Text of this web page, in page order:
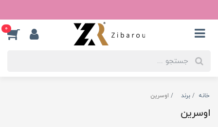
0
خانه برند اوسرین
اوسرین